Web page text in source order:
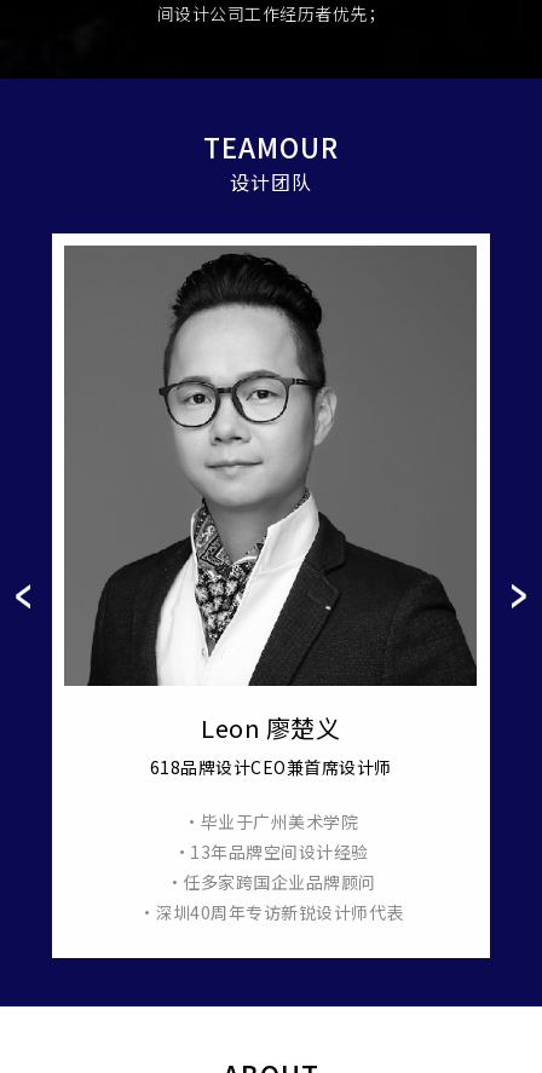
间设计公司工作经历者优先；
TEAMOUR
设计团队
Leon 廖楚义
618品牌设计CEO兼首席设计师
•毕业于广州美术学院
•13年品牌空间设计经验
•任多家跨国企业品牌顾问
•深圳40周年专访新锐设计师代表